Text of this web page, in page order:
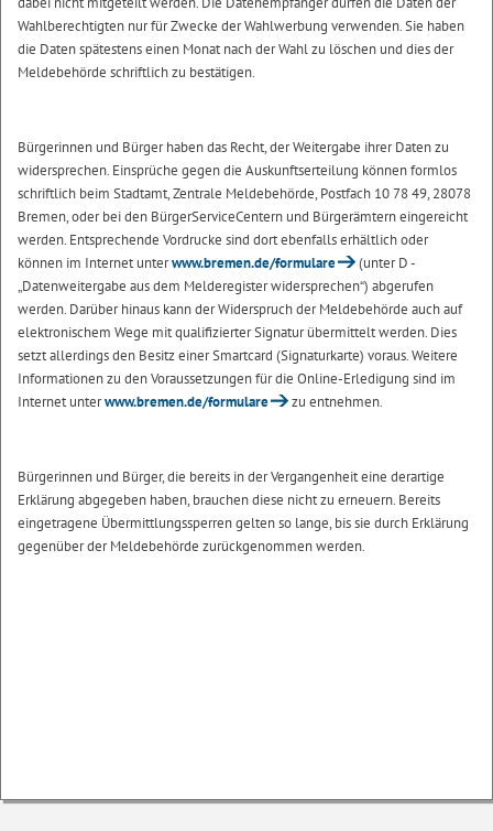
Wahlberechtigten nur für Zwecke der Wahlwerbung verwenden. Sie haben
die Daten spätestens einen Monat nach der Wahl zu löschen und dies der
Meldebehörde schriftlich zu bestätigen.
Bürgerinnen und Bürger haben das Recht, der Weitergabe ihrer Daten zu
widersprechen. Einsprüche gegen die Auskunftserteilung können formlos
schriftlich beim Stadtamt, Zentrale Meldebehörde, Postfach 10 78 49, 28078
Bremen, oder bei den BürgerServiceCentern und Bürgerämtern eingereicht
werden. Entsprechende Vordrucke sind dort ebenfalls erhältlich oder
können im Internet unterwww.bremen.de/formulare
(unter D -
„Datenweitergabe aus dem Melderegister widersprechen“) abgerufen
werden. Darüber hinaus kann der Widerspruch der Meldebehörde auch auf
elektronischem Wege mit qualifizierter Signatur übermittelt werden. Dies
setzt allerdings den Besitz einer Smartcard (Signaturkarte) voraus. Weitere
Informationen zu den Voraussetzungen für die Online-Erledigung sind im
Internet unterwww.bremen.de/formulare zu entnehmen.
Bürgerinnen und Bürger, die bereits in der Vergangenheit eine derartige
Erklärung abgegeben haben, brauchen diese nicht zu erneuern. Bereits
eingetragene Übermittlungssperren gelten so lange, bis sie durch Erklärung
gegenüber der Meldebehörde zurückgenommen werden.